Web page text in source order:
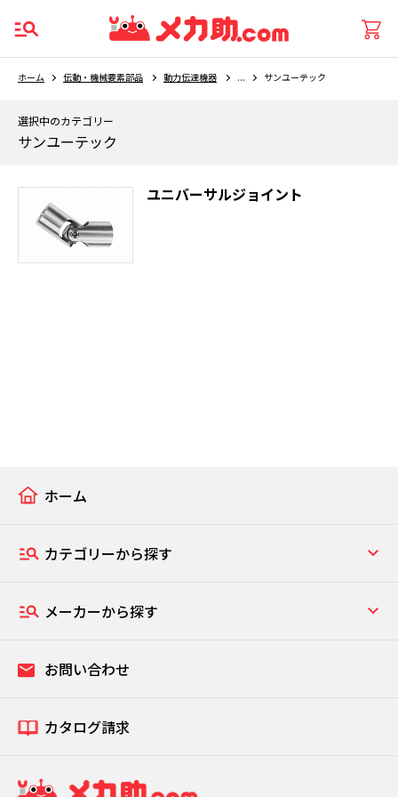
ホーム 伝動・機械要素部品 動力伝達機器 ... サンユーテック
選択中のカテゴリー
サンユーテック
ユニバーサルジョイント
ホーム
カテゴリーから探す
メーカーから探す
お問い合わせ
カタログ請求